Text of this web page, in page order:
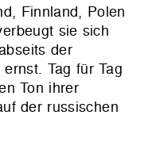
Finnland, Polen
sie sich
der
Tag für Tag
Ton ihrer
der russischen